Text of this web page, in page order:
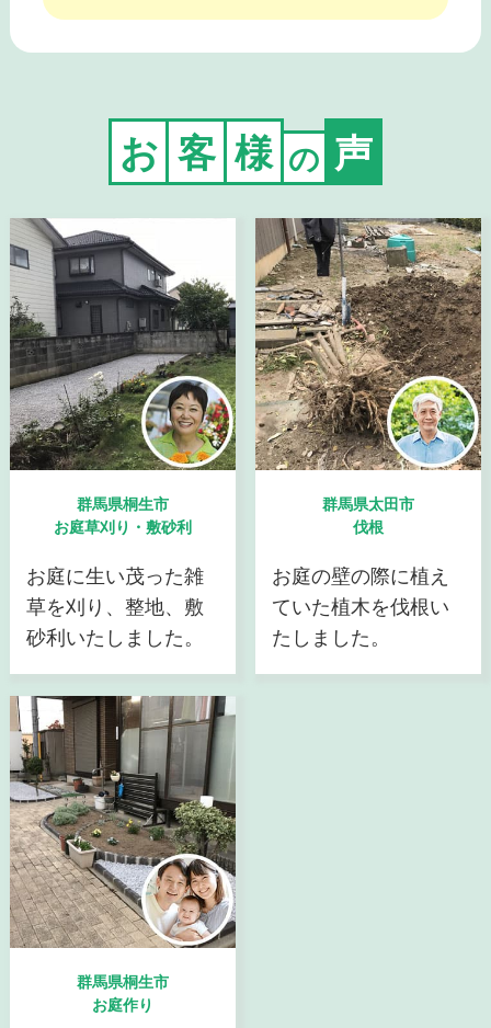
お 客 様 の 声
群馬県桐生市
お庭草刈り・敷砂利
お庭に生い茂った雑
草を刈り、整地、敷
砂利いたしました。
群馬県太田市
伐根
お庭の壁の際に植え
ていた植木を伐根い
たしました。
群馬県桐生市
お庭作り